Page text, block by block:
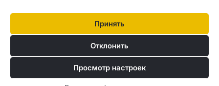
Принять
Отклонить
Просмотр настроек
Brum Brum Auto не является финансовым учреждением, но сотрудничает с
рядом банков и кредиторов, чтобы помочь вам оценить возможности
потребностям и возможностям.